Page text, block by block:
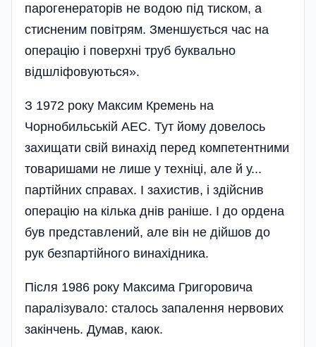
парогенераторів не водою під тиском, а
стисненим повітрям. Зменшується час на
операцію і поверхні труб буквально
відшліфовуються».
З 1972 року Максим Кремень на
Чорнобильській АЕС. Тут йому довелось
захищати свій винахід перед компетентними
товаришами не лише у техніці, але й у...
партій­них справах. І захистив, і здійснив
операцію на кілька днів раніше. І до ордена
був представлений, але він не дійшов до
рук безпартійного винахідника.
Після 1986 року Максима Григоровича
паралізувало: сталось запалення нервових
закінчень. Думав, каюк.